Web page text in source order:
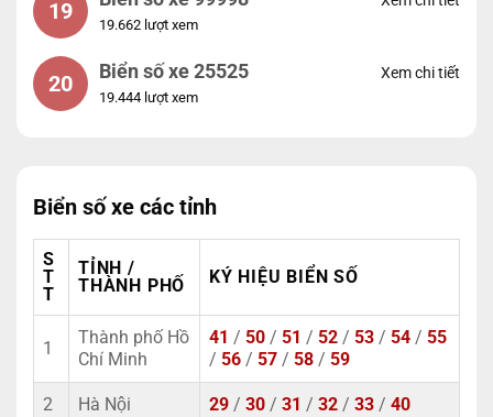
19
19.662 lượt xem
20 Biển số xe 25525
19.444 lượt xem
Xem chi tiết
Biển số xe các tỉnh
S
T
T
TỈNH /
THÀNH PHỐ
KÝ HIỆU BIỂN SỐ
1
Thành phố Hồ
Chí Minh
41 / 50 / 51 / 52 / 53 / 54 / 55
/ 56 / 57 / 58 / 59
2 Hà Nội 29 / 30 / 31 / 32 / 33 / 40